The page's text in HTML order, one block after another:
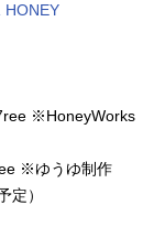
HONEY
※HoneyWorks
※ゆうゆ制作
定）